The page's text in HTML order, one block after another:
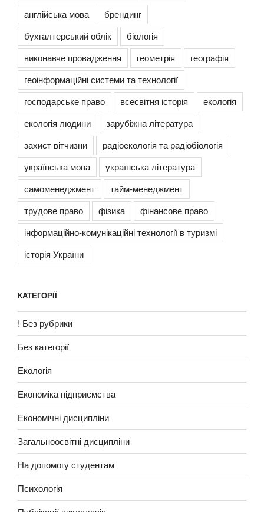
англійська мова
брендинг
бухгалтерський облік
біологія
виконавче провадження
геометрія
географія
геоінформаційні системи та технології
господарське право
всесвітня історія
екологія
екологія людини
зарубіжна література
захист вітчизни
радіоекологія та радіобіологія
українська мова
українська література
самоменеджмент
тайм-менеджмент
трудове право
фізика
фінансове право
інформаційно-комунікаційні технології в туризмі
історія України
КАТЕГОРІЇ
! Без рубрики
Без категорії
Екологія
Економіка підприємства
Економічні дисципліни
Загальноосвітні дисципліни
На допомогу студентам
Психологія